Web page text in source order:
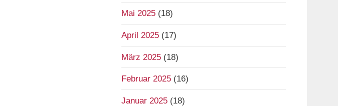
Mai 2025(18)
April 2025(17)
März 2025(18)
Februar 2025(16)
Januar 2025(18)